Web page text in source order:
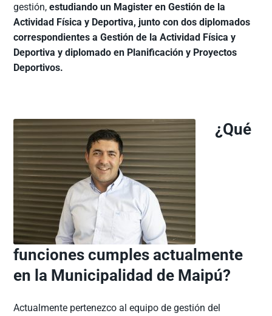
gestión,estudiando un Magister en Gestión de la
Actividad Física y Deportiva, junto con dos diplomados
correspondientes a Gestión de la Actividad Física y
Deportiva y diplomado en Planificación y Proyectos
Deportivos.
¿Qué
funciones cumples actualmente
en la Municipalidad de Maipú?
Actualmente pertenezco al equipo de gestión del